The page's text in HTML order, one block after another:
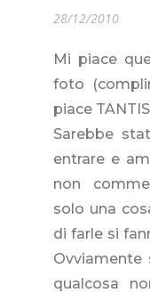
28/12/2010
Mi piace
foto
piace
Sarebbe
entrare e
non
solo una
di farle si
Ovviamente
qualcosa